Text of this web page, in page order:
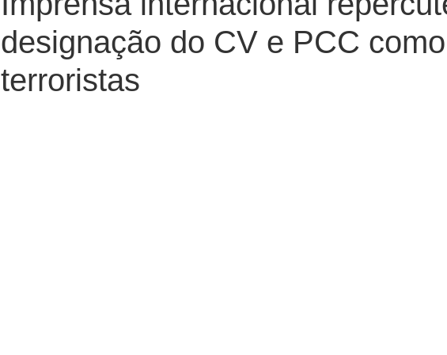
designação do CV e PCC como
terroristas